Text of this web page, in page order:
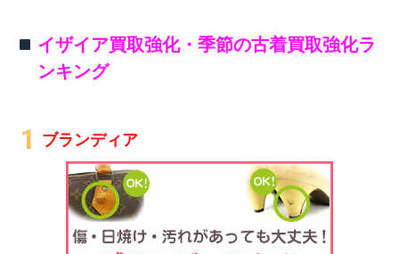
イザイア買取強化・季節の古着買取強化ラ
ンキング
ブランディア